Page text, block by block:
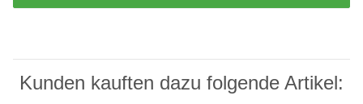
Kunden kauften dazu folgende Artikel: